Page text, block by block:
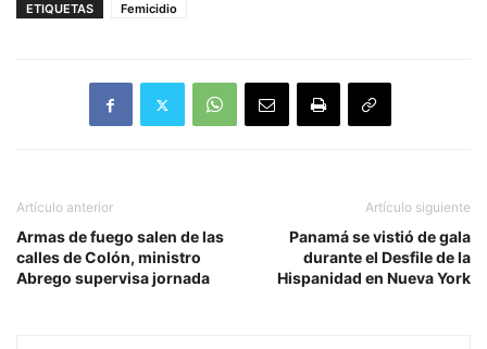
ETIQUETAS Femicidio
Artículo anterior
Armas de fuego salen de las
calles de Colón, ministro
Abrego supervisa jornada
Artículo siguiente
Panamá se vistió de gala
durante el Desfile de la
Hispanidad en Nueva York